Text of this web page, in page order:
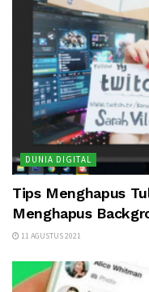
DUNIA DIGITAL
Tips Menghapus
Menghapus
11 AGUSTUS 2021